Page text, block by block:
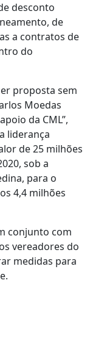
desconto
de
a contratos de
do
proposta sem
Moedas
da CML”,
liderança
de 25 milhões
sob a
para o
4,4 milhões
conjunto com
vereadores do
medidas para